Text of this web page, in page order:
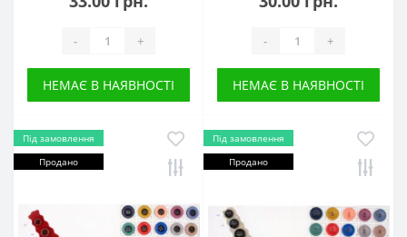
- +
НЕМАЄ В НАЯВНОСТІ
- +
НЕМАЄ В НАЯВНОСТІ
Під замовлення
Продано
Під замовлення
Продано